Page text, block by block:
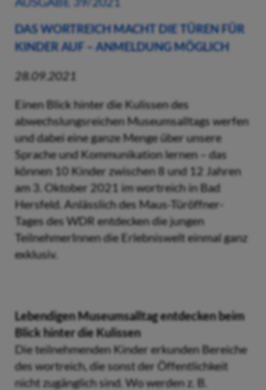
DAS WORTREICH MACHT DIE TÜREN FÜR
KINDER AUF – ANMELDUNG MÖGLICH
28.09.2021
Einen Blick hinter die Kulissen des
abwechslungsreichen Museumsalltags werfen
und dabei eine ganze Menge über unsere
Sprache und Kommunikation lernen – das
können 10 Kinder zwischen 8 und 12 Jahren
am 3. Oktober 2021 im wortreich in Bad
Hersfeld. Anlässlich des Maus-Türöffner-
Tages des WDR entdecken die jungen
TeilnehmerInnen die Erlebniswelt einmal ganz
exklusiv.
Lebendigen Museumsalltag entdecken beim
Blick hinter die Kulissen
Die teilnehmenden Kinder erkunden Bereiche
des wortreich, die sonst der Öffentlichkeit
nicht zugänglich sind. Wo werden z. B.